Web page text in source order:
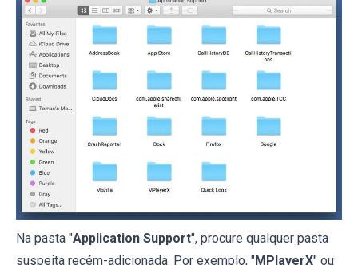
Na pasta "Application Support", procure qualquer pasta
suspeita recém-adicionada. Por exemplo, "MPlayerX" ou